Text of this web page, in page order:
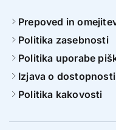
Prepoved in
Politika zasebnosti
Politika uporabe
Izjava o dostopnosti
Politika kakovosti